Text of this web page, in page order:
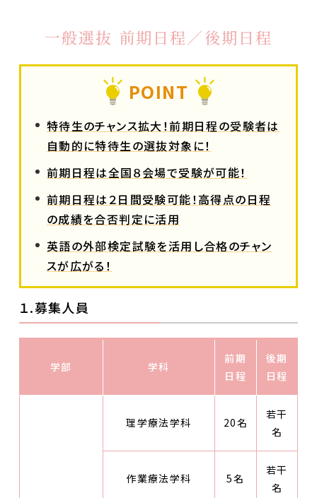
一般選抜 前期日程／後期日程
POINT
特待生のチャンス拡大！前期日程の受験者は
自動的に特待生の選抜対象に！
前期日程は全国８会場で受験が可能！
前期日程は２日間受験可能！高得点の日程
の成績を合否判定に活用
英語の外部検定試験を活用し合格のチャン
スが広がる！
１.募集人員
学部 学科
前期
日程
後期
日程
理学療法学科 20名
若干
名
作業療法学科 5名
若干
名